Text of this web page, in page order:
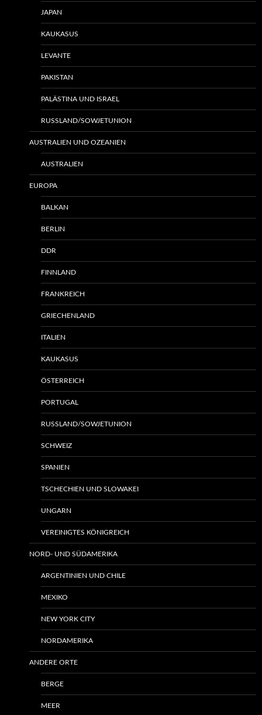
JAPAN
KAUKASUS
LEVANTE
PAKISTAN
PALÄSTINA UND ISRAEL
RUSSLAND/SOWJETUNION
AUSTRALIEN UND OZEANIEN
AUSTRALIEN
EUROPA
BALKAN
BERLIN
DDR
FINNLAND
FRANKREICH
GRIECHENLAND
ITALIEN
KAUKASUS
ÖSTERREICH
PORTUGAL
RUSSLAND/SOWJETUNION
SCHWEIZ
SPANIEN
TSCHECHIEN UND SLOWAKEI
UNGARN
VEREINIGTES KÖNIGREICH
NORD- UND SÜDAMERIKA
ARGENTINIEN UND CHILE
MEXIKO
NEW YORK CITY
NORDAMERIKA
ANDERE ORTE
BERGE
MEER